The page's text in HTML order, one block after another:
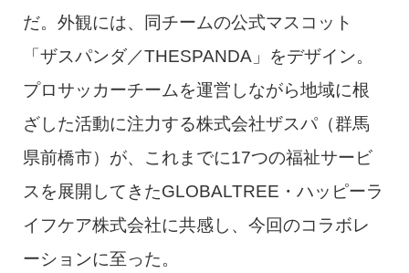
だ。外観には、同チームの公式マスコット
「ザスパンダ／THESPANDA」をデザイン。
プロサッカーチームを運営しながら地域に根
ざした活動に注力する株式会社ザスパ（群馬
県前橋市）が、これまでに17つの福祉サービ
スを展開してきたGLOBALTREE・ハッピーラ
イフケア株式会社に共感し、今回のコラボレ
ーションに至った。